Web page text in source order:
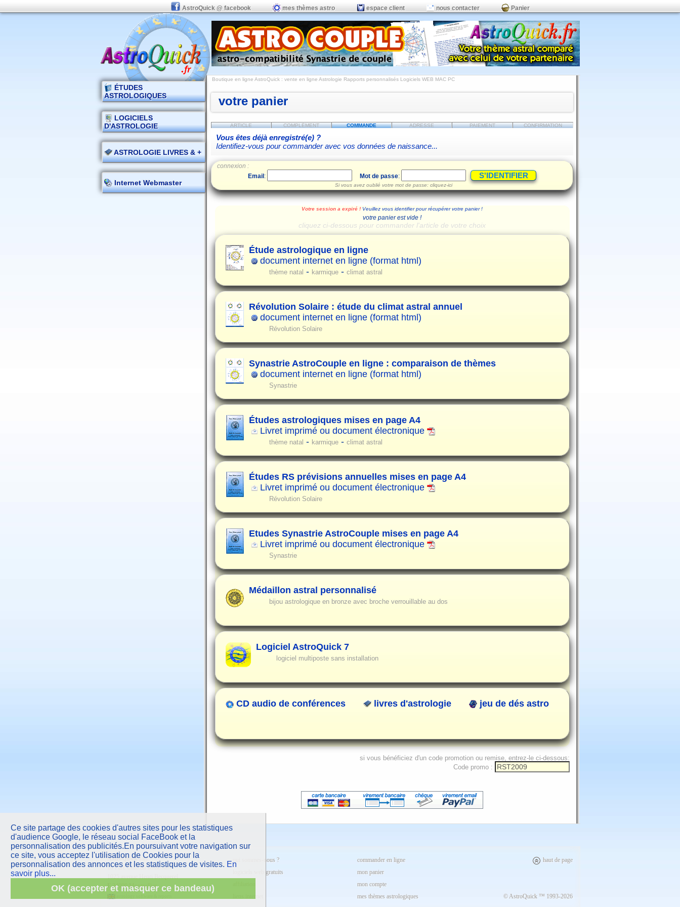
Ce site partage des cookies d'autres sites pour les statistiques
d'audience Google, le réseau social FaceBook et la
personnalisation des publicités.En poursuivant votre navigation sur
ce site, vous acceptez l'utilisation de Cookies pour la
personnalisation des annonces et les statistiques de visites. En
savoir plus...
OK (accepter et masquer ce bandeau)
AstroQuick @ facebook mes thèmes astro espace client nous contacter Panier
ÉTUDES
ASTROLOGIQUES
LOGICIELS
D'ASTROLOGIE
ASTROLOGIE LIVRES & +
Internet Webmaster
Boutique en ligne AstroQuick : vente en ligne Astrologie Rapports personnalisés Logiciels WEB MAC PC
votre panier
ARTICLE COMPLÉMENT COMMANDE ADRESSE PAIEMENT CONFIRMATION
Vous êtes déjà enregistré(e) ?
Identifiez-vous pour commander avec vos données de naissance...
connexion :
Email : Mot de passe:
Si vous avez oublié votre mot de passe: cliquez-ici
Votre session a expiré ! Veuillez vous identifier pour récupérer votre panier !
votre panier est vide !
cliquez ci-dessous pour commander l'article de votre choix
Étude astrologique en ligne
document internet en ligne (format html)
thème natal - karmique- climat astral
Révolution Solaire : étude du climat astral annuel
document internet en ligne (format html)
Révolution Solaire
Synastrie AstroCouple en ligne : comparaison de thèmes
document internet en ligne (format html)
Synastrie
Études astrologiques mises en page A4
Livret imprimé ou document électronique
thème natal - karmique- climat astral
Études RS prévisions annuelles mises en page A4
Livret imprimé ou document électronique
Révolution Solaire
Etudes Synastrie AstroCouple mises en page A4
Livret imprimé ou document électronique
Synastrie
Médaillon astral personnalisé
bijou astrologique en bronze avec broche verrouillable au dos
Logiciel AstroQuick 7
logiciel multiposte sans installation
CD audio de conférences livres d'astrologie jeu de dés astro
si vous bénéficiez d'un code promotion ou remise, entrez-le ci-dessous:
Code promo :
AstroQuicksarl
10 Parc Club du Millénaire
1025 avenue Henri Becquerel
F 34000 Montpellier
qui sommes-nous ?
logiciels web gratuits
commander en ligne
mon panier
mon compte
mes thèmes astrologiques
haut de page
© AstroQuick ™ 1993-2026